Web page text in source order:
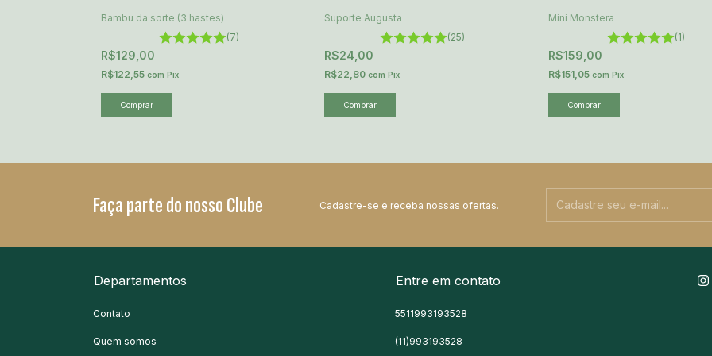
Bambu da sorte (3 hastes)
(7)
R$129,00
R$122,55 com Pix
Suporte Augusta
(25)
R$24,00
R$22,80 com Pix
Mini Monstera
(1)
R$159,00
R$151,05 com Pix
Faça parte do nosso Clube Cadastre-se e receba nossas ofertas.
Departamentos
Contato
Quem somos
Entre em contato
5511993193528
(11)993193528